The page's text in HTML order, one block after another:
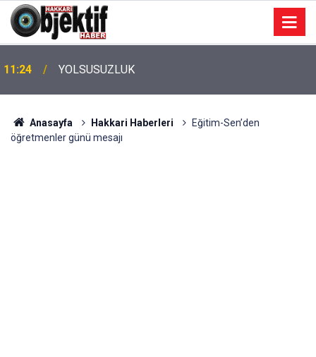
11:24 YOLSUSUZLUK
Anasayfa Hakkari Haberleri
Eğitim-Sen’den
öğretmenler günü mesajı